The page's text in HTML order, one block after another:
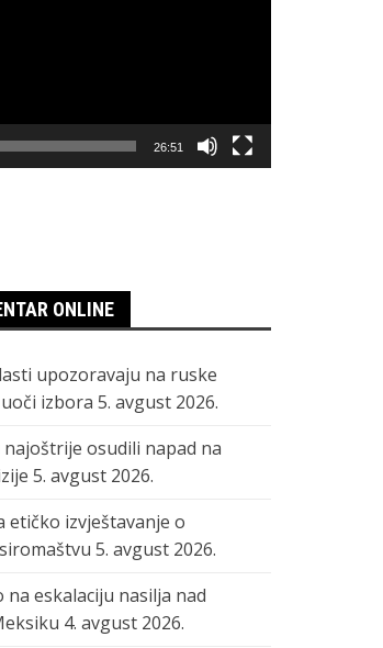
26:51
ONLINE
upozoravaju na ruske
izbora 5. avgust 2026.
osudili napad na
5. avgust 2026.
etičko izvještavanje o
5. avgust 2026.
na eskalaciju nasilja nad
4. avgust 2026.